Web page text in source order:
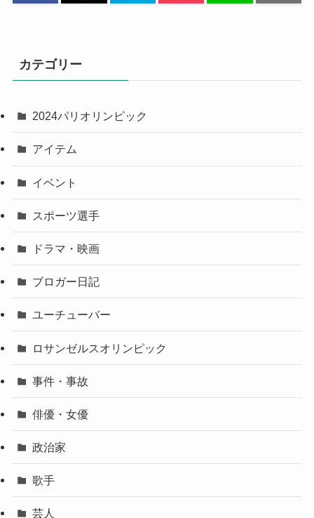
カテゴリー
2024パリオリンピック
アイテム
イベント
スポーツ選手
ドラマ・映画
ブロガー日記
ユーチューバー
ロサンゼルスオリンピック
事件・事故
俳優・女優
政治家
歌手
芸人